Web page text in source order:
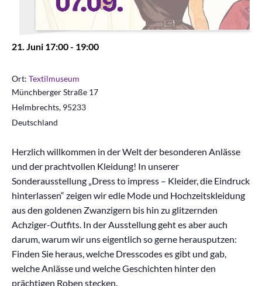
21. Juni 17:00- 19:00
Ort: Textilmuseum
Münchberger Straße 17
Helmbrechts, 95233
Deutschland
Herzlich willkommen in der Welt der besonderen Anlässe
und der prachtvollen Kleidung! In unserer
Sonderausstellung „Dress to impress – Kleider, die Eindruck
hinterlassen“ zeigen wir edle Mode und Hochzeitskleidung
aus den goldenen Zwanzigern bis hin zu glitzernden
Achziger-Outfits. In der Ausstellung geht es aber auch
darum, warum wir uns eigentlich so gerne herausputzen:
Finden Sie heraus, welche Dresscodes es gibt und gab,
welche Anlässe und welche Geschichten hinter den
prächtigen Roben stecken.